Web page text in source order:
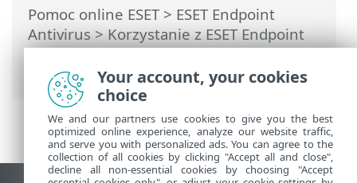
Pomoc online ESET> ESET Endpoint
Antivirus>Korzystanie z ESET Endpoint
Antivirus>Aktualizacja> Tworzenie
zadań aktualizacjiYour account, your cookies
choice
We and our partners use cookies to give you the best
optimized online experience, analyze our website traffic,
and serve you with personalized ads. You can agree to the
collection of all cookies by clicking "Accept all and close",
decline all non-essential cookies by choosing "Accept